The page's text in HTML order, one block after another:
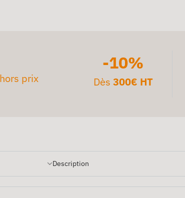
prix
-10%
Dès 300€ HT
Description